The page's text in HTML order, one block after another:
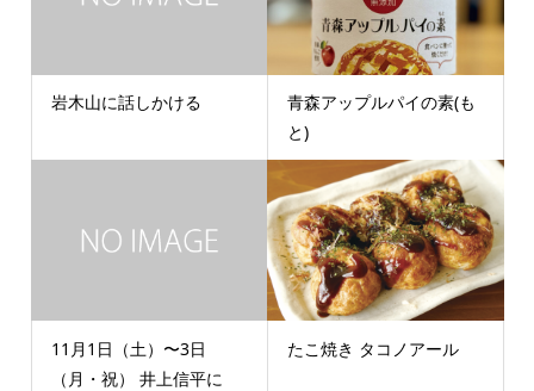
岩木山に話しかける
青森アップルパイの素(も
と)
11月1日（土）〜3日
（月・祝） 井上信平に
たこ焼き タコノアール